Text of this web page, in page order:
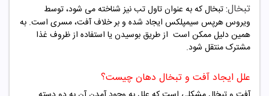
تبخال:تبخال که به عنوان تاول تب نیز شناخته می شود، توسط
ویروس هرپس سیمپلکس ایجاد شده و بر خلاف آفت، مسری است. به
همین دلیل ممکن است از طریق بوسیدن یا استفاده از ظروف غذا
مشترک منتقل شود.
علل ایجاد آفت و تبخال دهان چیست؟